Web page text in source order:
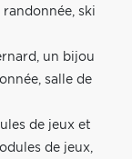
ski
un bijou
salle de
de jeux et
de jeux,